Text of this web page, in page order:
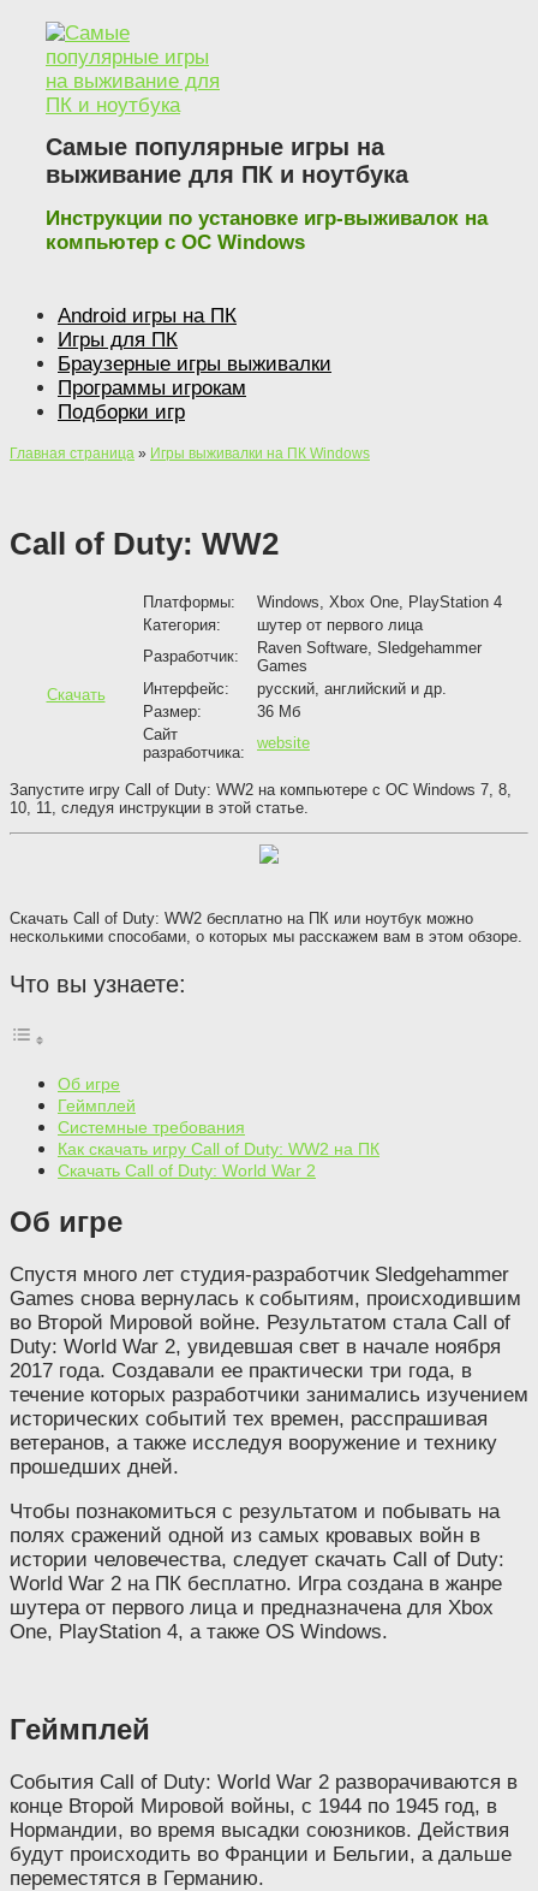
Наверх
Самые популярные игры на
выживание для ПК и ноутбука
Инструкции по установке игр-выживалок на
компьютер с ОС Windows
Android игры на ПК
Игры для ПК
Браузерные игры выживалки
Программы игрокам
Подборки игр
Главная страница » Игры выживалки на ПК Windows
Call of Duty: WW2
Скачать
Платформы:
Windows, Xbox One, PlayStation 4
Категория:
шутер от первого лица
Разработчик:
Raven Software, Sledgehammer
Games
Интерфейс:
русский, английский и др.
Размер:
36 Мб
Сайт
разработчика:
website
Запустите игру Call of Duty: WW2 на компьютере с ОС Windows 7, 8,
10, 11, следуя инструкции в этой статье.
Скачать Call of Duty: WW2 бесплатно на ПК или ноутбук можно
несколькими способами, о которых мы расскажем вам в этом обзоре.
Что вы узнаете:
Об игре
Геймплей
Системные требования
Как скачать игру Call of Duty: WW2 на ПК
Скачать Call of Duty: World War 2
Об игре
Спустя много лет студия-разработчик Sledgehammer
Games снова вернулась к событиям, происходившим
во Второй Мировой войне. Результатом стала Call of
Duty: World War 2, увидевшая свет в начале ноября
2017 года. Создавали ее практически три года, в
течение которых разработчики занимались изучением
исторических событий тех времен, расспрашивая
ветеранов, а также исследуя вооружение и технику
прошедших дней.
Чтобы познакомиться с результатом и побывать на
полях сражений одной из самых кровавых войн в
истории человечества, следует скачать Call of Duty:
World War 2 на ПК бесплатно. Игра создана в жанре
шутера от первого лица и предназначена для Xbox
One, PlayStation 4, а также OS Windows.
Геймплей
События Call of Duty: World War 2 разворачиваются в
конце Второй Мировой войны, с 1944 по 1945 год, в
Нормандии, во время высадки союзников. Действия
будут происходить во Франции и Бельгии, а дальше
переместятся в Германию.